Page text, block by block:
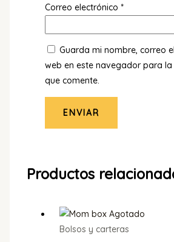
Correo electrónico *
Guarda mi nombre, correo
web en este navegador para
que comente.
Productos
Agotado
Bolsos y carteras